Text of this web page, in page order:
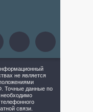
не является
Точные данные по
связи.